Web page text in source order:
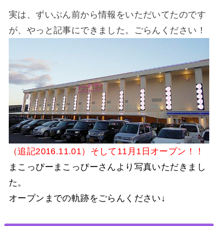
実は、ずいぶん前から情報をいただいてたのです
が、やっと記事にできました。ごらんください！
（追記2016.11.01）そして11月1日オープン！！
まこっぴーまこっぴーさんより写真いただきまし
た。
オープンまでの軌跡をごらんください↓